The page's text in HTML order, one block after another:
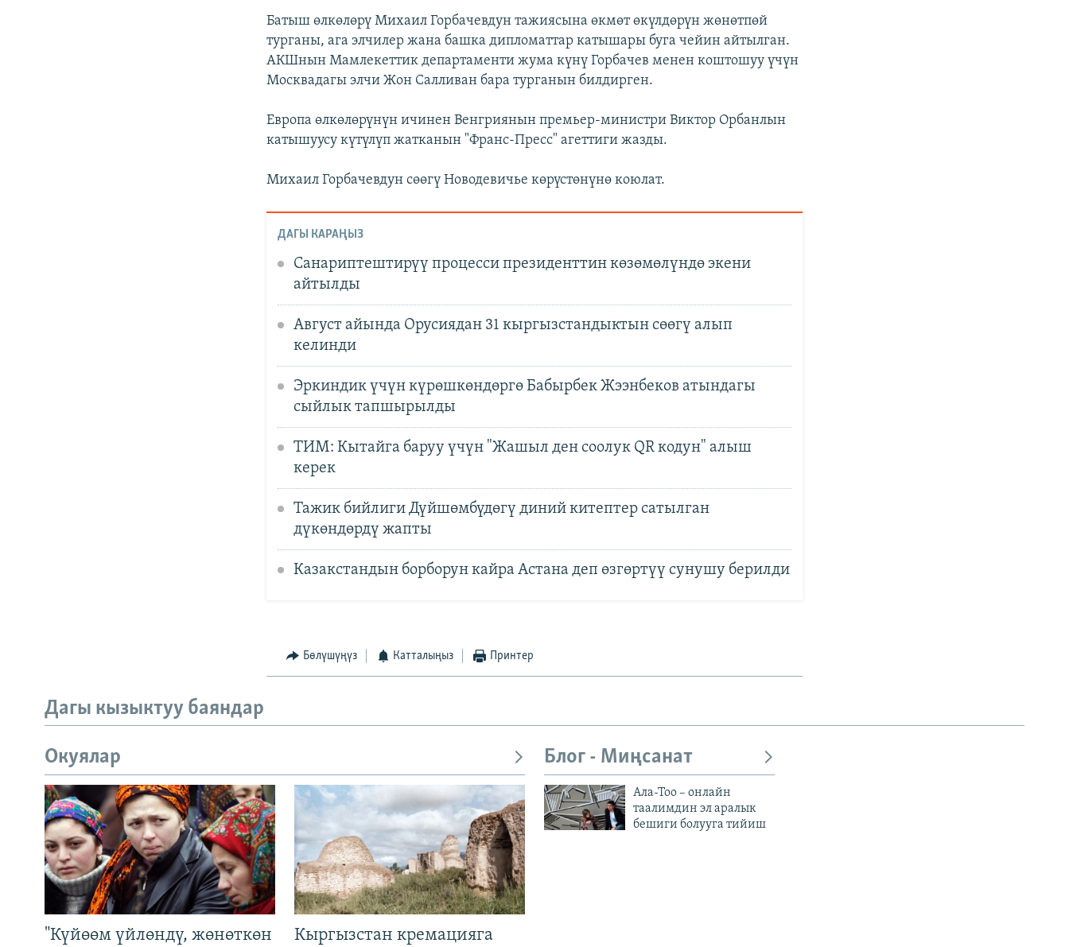
Батыш өлкөлөрү Михаил Горбачевдун тажиясына өкмөт өкүлдөрүн жөнөтпөй
турганы, ага элчилер жана башка дипломаттар катышары буга чейин айтылган.
АКШнын Мамлекеттик департаменти жума күнү Горбачев менен коштошуу үчүн
Москвадагы элчи Жон Салливан бара турганын билдирген.
Европа өлкөлөрүнүн ичинен Венгриянын премьер-министри Виктор Орбанлын
катышуусу күтүлүп жатканын "Франс-Пресс" агеттиги жазды.
Михаил Горбачевдун сөөгү Новодевичье көрүстөнүнө коюлат.
ДАГЫ КАРАҢЫЗ
Санариптештирүү процесси президенттин көзөмөлүндө экени
айтылды
Август айында Орусиядан 31 кыргызстандыктын сөөгү алып
келинди
Эркиндик үчүн күрөшкөндөргө Бабырбек Жээнбеков атындагы
сыйлык тапшырылды
ТИМ: Кытайга баруу үчүн "Жашыл ден соолук QR кодун" алыш
керек
Тажик бийлиги Дүйшөмбүдөгү диний китептер сатылган
дүкөндөрдү жапты
Казакстандын борборун кайра Астана деп өзгөртүү сунушу берилди
Бөлүшүңүз Катталыңыз Принтер
Дагы кызыктуу баяндар
Окуялар
"Күйөөм үйлөндү, жөнөткөн Кыргызстан кремацияга
Блог - Миңсанат
Ала-Тоо – онлайн
таалимдин эл аралык
бешиги болууга тийиш